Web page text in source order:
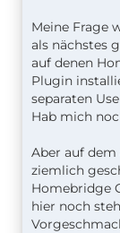
Meine Frage
als nächstes
auf denen
Plugin
separaten
Hab mich
Aber auf
ziemlich
Homebridge
hier noch